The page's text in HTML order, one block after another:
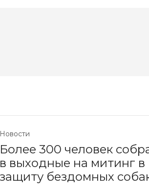
Новости
Более 300 человек
в выходные на митинг в
защиту бездомных